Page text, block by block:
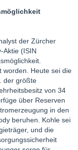
der Zürcher
Aktie (ISIN
worden. Heute sei die
der größte
von 34
über Reserven
in den
beruhen. Kohle sei
und die